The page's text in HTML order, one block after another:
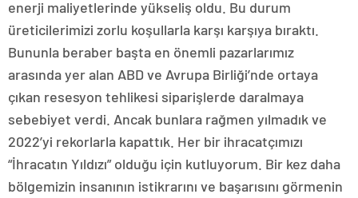
enerji maliyetlerinde yükseliş oldu. Bu durum
üreticilerimizi zorlu koşullarla karşı karşıya bıraktı.
Bununla beraber başta en önemli pazarlarımız
arasında yer alan ABD ve Avrupa Birliği’nde ortaya
çıkan resesyon tehlikesi siparişlerde daralmaya
sebebiyet verdi. Ancak bunlara rağmen yılmadık ve
2022’yi rekorlarla kapattık. Her bir ihracatçımızı
“İhracatın Yıldızı” olduğu için kutluyorum. Bir kez daha
bölgemizin insanının istikrarını ve başarısını görmenin